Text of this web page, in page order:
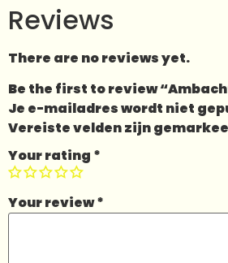
Reviews
There are no reviews yet.
Be the first to review
Je e-mailadres wordt niet
Vereiste velden zijn
Your rating *
Your review*